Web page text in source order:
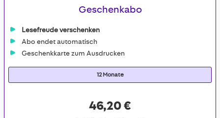
Geschenkabo
Lesefreude verschenken
Abo endet automatisch
Geschenkkarte zum Ausdrucken
12 Monate
46,20 €